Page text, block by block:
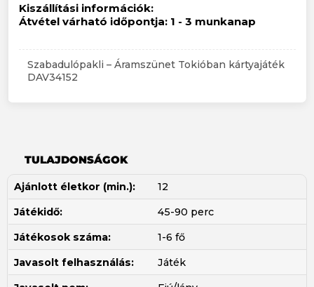
Kiszállítási információk:
Átvétel várható időpontja: 1 - 3 munkanap
Szabadulópakli – Áramszünet Tokióban kártyajáték
DAV34152
TULAJDONSÁGOK
Ajánlott életkor (min.):
12
Játékidő:
45-90 perc
Játékosok száma:
1-6 fő
Javasolt felhasználás:
Játék